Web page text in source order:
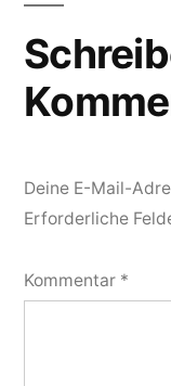
Deine E-Mail-
Erforderliche
Kommentar *